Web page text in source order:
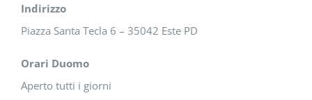
Indirizzo
Piazza Santa Tecla 6 – 35042 Este PD
Orari Duomo
Aperto tutti i giorni